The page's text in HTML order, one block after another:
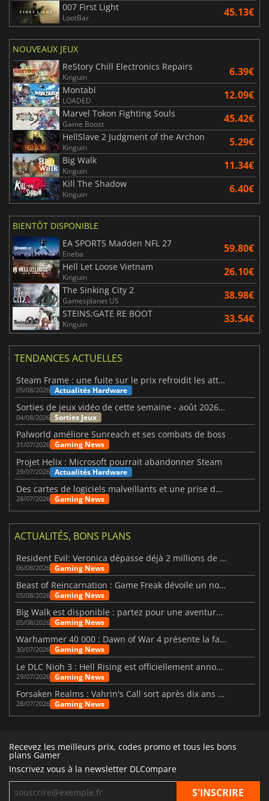
007 First Light
LootBar 45.13€
NOUVEAUX JEUX
ReStory Chill Electronics Repairs
Kinguin 6.39€
Montabi
LOADED 12.09€
Marvel Tokon Fighting Souls
Game Boost 45.42€
HellSlave 2 Judgment of the Archon
Kinguin 5.29€
Big Walk
Kinguin 11.34€
Kill The Shadow
Kinguin 6.40€
BIENTÔT DISPONIBLE
EA SPORTS Madden NFL 27
Eneba 59.80€
Hell Let Loose Vietnam
Kinguin 26.10€
The Sinking City 2
Gamesplanet US 38.98€
STEINS;GATE RE BOOT
Kinguin 33.54€
TENDANCES ACTUELLES
Steam Frame : une fuite sur le prix refroidit les attentes VR
05/08/2026 Actualités Hardware
Sorties de jeux vidéo de cette semaine - août 2026 (semaine 32)
04/08/2026 Sorties Jeux
Palworld améliore Sunreach et ses combats de boss
31/07/2026 Gaming News
Projet Helix : Microsoft pourrait abandonner Steam
29/07/2026 Actualités Hardware
Des cartes de logiciels malveillants et une prise de contrôle de Discord ont touché Meccha Chameleon
28/07/2026 Gaming News
ACTUALITÉS, BONS PLANS
Resident Evil: Veronica dépasse déjà 2 millions de wishlists
06/08/2026 Gaming News
Beast of Reincarnation : Game Freak dévoile un nouveau pari
05/08/2026 Gaming News
Big Walk est disponible : partez pour une aventure entre amis
05/08/2026 Gaming News
Warhammer 40 000 : Dawn of War 4 présente la faction des Nécrons
30/07/2026 Gaming News
Le DLC Nioh 3 : Hell Rising est officiellement annoncé
29/07/2026 Gaming News
Forsaken Realms : Vahrin's Call sort après dix ans de développement
28/07/2026 Gaming News
Recevez les meilleurs prix, codes promo et tous les bons
plans Gamer
Inscrivez vous à la newsletter DLCompare